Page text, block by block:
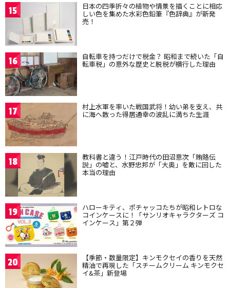
15 日本の四季折々の植物や情景を描くことに相応
しい色を集めた水彩色鉛筆『色辞典』が新発
売！
16 自転車を持つだけで税金？ 昭和まで続いた「自
転車税」の意外な歴史と脱税が横行した理由
17 村上水軍を率いた戦国武将！幼い弟を支え、共
に海へ散った得居通幸の波乱に満ちた生涯
18 教科書と違う！江戸時代の田沼意次「賄賂伝
説」の嘘と、水野忠邦が「大奥」を敵に回した
本当の理由
19 ハローキティ、ポチャッコたちが昭和レトロな
コインケースに！「サンリオキャラクターズ コ
インケース」第２弾
20 【季節・数量限定】キンモクセイの香りを天然
精油で再現した「スチームクリーム キンモクセ
イ&茶」新登場